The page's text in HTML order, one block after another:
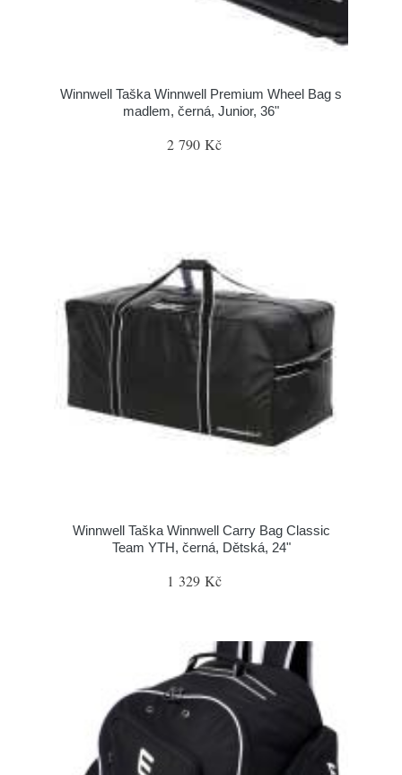
Winnwell Taška Winnwell Premium Wheel Bag s
madlem, černá, Junior, 36"
2 790 Kč
Winnwell Taška Winnwell Carry Bag Classic
Team YTH, černá, Dětská, 24"
1 329 Kč